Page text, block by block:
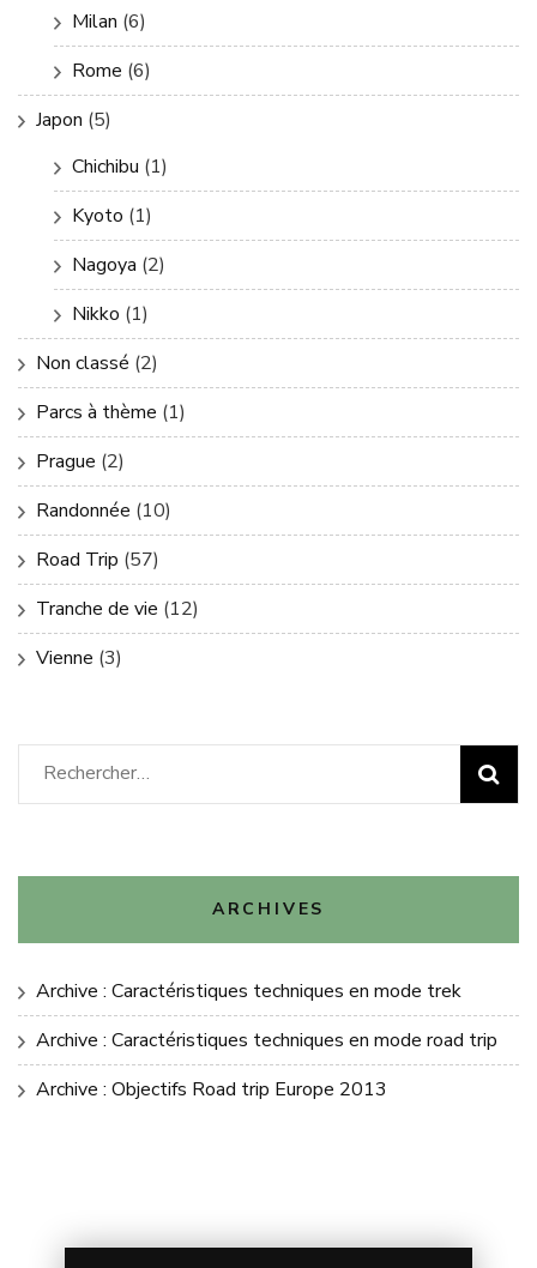
Milan (6)
Rome (6)
Japon (5)
Chichibu (1)
Kyoto (1)
Nagoya (2)
Nikko (1)
Non classé (2)
Parcs à thème (1)
Prague (2)
Randonnée (10)
Road Trip (57)
Tranche de vie (12)
Vienne (3)
Rechercher :
ARCHIVES
Archive : Caractéristiques techniques en mode trek
Archive : Caractéristiques techniques en mode road trip
Archive : Objectifs Road trip Europe 2013